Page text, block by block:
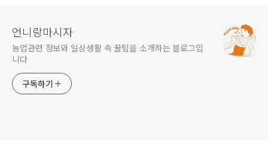
언니랑마시자
농업관련 정보와 일상생활 속 꿀팁을 소개하는 블로그입
니다
구독하기